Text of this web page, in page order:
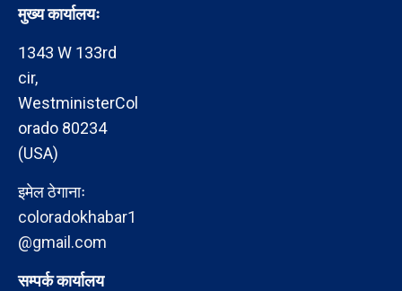
मुख्य कार्यालयः
1343 W 133rd
cir,
WestministerCol
orado 80234
(USA)
इमेल ठेगानाः
coloradokhabar1
@gmail.com
सम्पर्क कार्यालय